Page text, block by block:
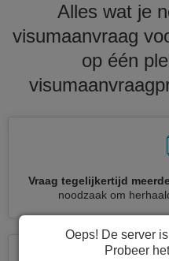
Alles wat je
visumaanvraag
op één
Vraag tegelijkertijd
noodzaak om
Oeps! De server
Probeer